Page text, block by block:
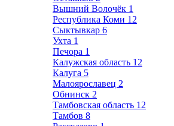
Вышний Волочёк 1
Республика Коми 12
Сыктывкар 6
Ухта 1
Печора 1
Калужская область 12
Калуга 5
Малоярославец 2
Обнинск 2
Тамбовская область 12
Тамбов 8